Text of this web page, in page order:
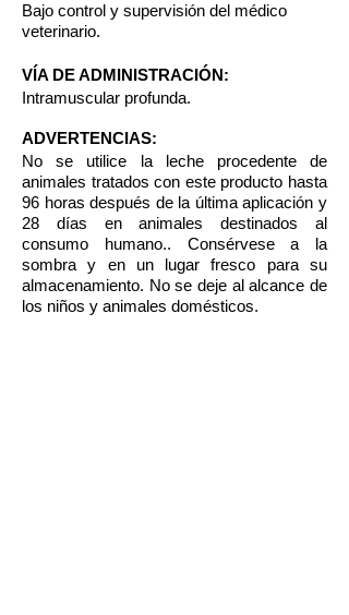
Bajo control y supervisión del médico
veterinario.
VÍA DE ADMINISTRACIÓN:
Intramuscular profunda.
ADVERTENCIAS:
No se utilice la leche procedente de
animales tratados con este producto hasta
96 horas después de la última aplicación y
28 días en animales destinados al
consumo humano.. Consérvese a la
sombra y en un lugar fresco para su
almacenamiento. No se deje al alcance de
los niños y animales domésticos.